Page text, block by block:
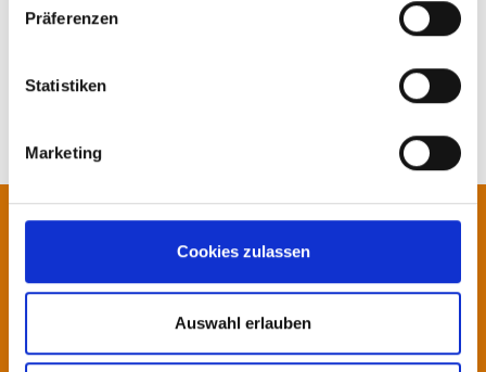
Präferenzen
Statistiken
Marketing
Cookies zulassen
Auswahl erlauben
联系我们!
我们的专家期待为您提供咨询或服
务。